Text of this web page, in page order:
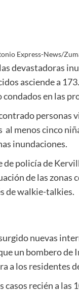
Express-News/
devastadoras
asciende a
en las
personas
menos cinco
inundaciones.
policía de
de las zonas
de walkie-talkies.
nuevas
un bombero
a los residentes
recién a las